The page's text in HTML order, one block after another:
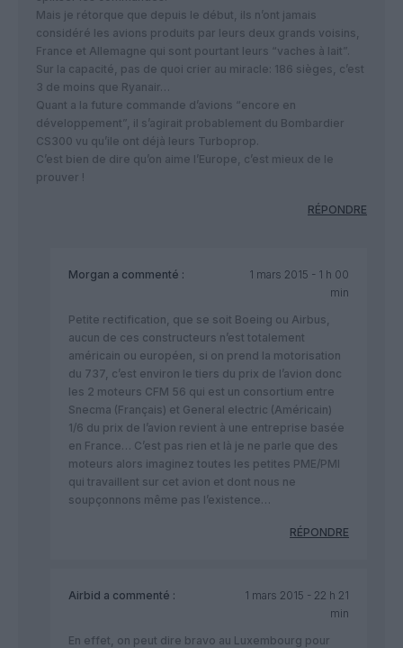
Mais je rétorque que depuis le début, ils n’ont jamais
considéré les avions produits par leurs deux grands voisins,
France et Allemagne qui sont pourtant leurs “vaches à lait”.
Sur la capacité, pas de quoi crier au miracle: 186 sièges, c’est
3 de moins que Ryanair…
Quant a la future commande d’avions “encore en
développement”, il s’agirait probablement du Bombardier
CS300 vu qu’ile ont déjà leurs Turboprop.
C’est bien de dire qu’on aime l’Europe, c’est mieux de le
prouver !
RÉPONDRE
Morgan a commenté :
1 mars 2015 - 1 h 00
min
Petite rectification, que se soit Boeing ou Airbus,
aucun de ces constructeurs n’est totalement
américain ou européen, si on prend la motorisation
du 737, c’est environ le tiers du prix de l’avion donc
les 2 moteurs CFM 56 qui est un consortium entre
Snecma (Français) et General electric (Américain)
1/6 du prix de l’avion revient à une entreprise basée
en France… C’est pas rien et là je ne parle que des
moteurs alors imaginez toutes les petites PME/PMI
qui travaillent sur cet avion et dont nous ne
soupçonnons même pas l’existence…
RÉPONDRE
Airbid a commenté :
1 mars 2015 - 22 h 21
min
En effet, on peut dire bravo au Luxembourg pour